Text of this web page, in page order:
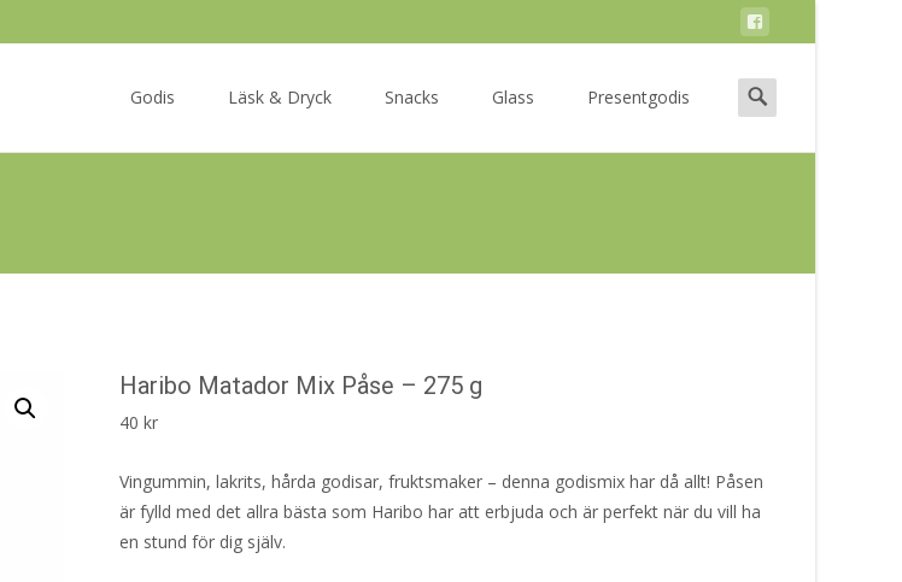
Godis Läsk & Dryck Snacks Glass Presentgodis
Search
for:
Haribo Matador Mix Påse – 275 g
40 kr
Vingummin, lakrits, hårda godisar, fruktsmaker – denna godismix har då allt! Påsen
är fylld med det allra bästa som Haribo har att erbjuda och är perfekt när du vill ha
en stund för dig själv.